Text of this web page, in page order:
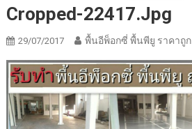
Cropped-22417.jpg
29/07/2017 พื้นอีพ็อกซี่ พื้นพียู ราคาถูก